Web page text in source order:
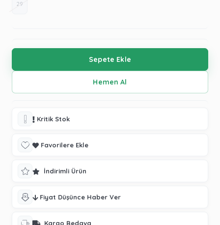
29
Kritik Stok
Favorilere Ekle
İndirimli Ürün
Fiyat Düşünce Haber Ver
Kargo Bedava